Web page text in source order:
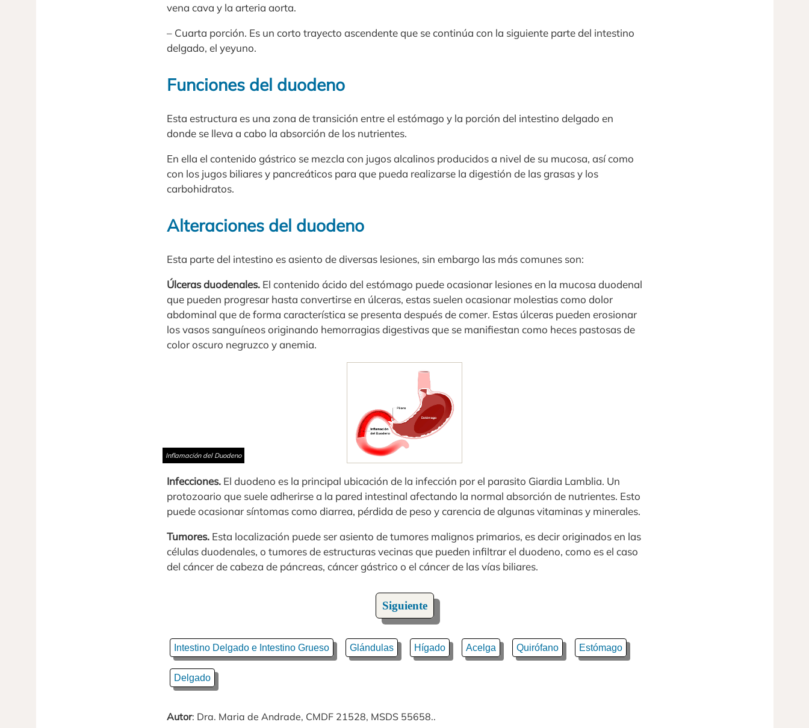
vena cava y la arteria aorta.
– Cuarta porción. Es un corto trayecto ascendente que se continúa con la siguiente parte del intestino
delgado, el yeyuno.
Funciones del duodeno
Esta estructura es una zona de transición entre el estómago y la porción del intestino delgado en
donde se lleva a cabo la absorción de los nutrientes.
En ella el contenido gástrico se mezcla con jugos alcalinos producidos a nivel de su mucosa, así como
con los jugos biliares y pancreáticos para que pueda realizarse la digestión de las grasas y los
carbohidratos.
Alteraciones del duodeno
Esta parte del intestino es asiento de diversas lesiones, sin embargo las más comunes son:
Úlceras duodenales. El contenido ácido del estómago puede ocasionar lesiones en la mucosa duodenal
que pueden progresar hasta convertirse en úlceras, estas suelen ocasionar molestias como dolor
abdominal que de forma característica se presenta después de comer. Estas úlceras pueden erosionar
los vasos sanguíneos originando hemorragias digestivas que se manifiestan como heces pastosas de
color oscuro negruzco y anemia.
Inflamación del Duodeno
Infecciones. El duodeno es la principal ubicación de la infección por el parasito Giardia Lamblia. Un
protozoario que suele adherirse a la pared intestinal afectando la normal absorción de nutrientes. Esto
puede ocasionar síntomas como diarrea, pérdida de peso y carencia de algunas vitaminas y minerales.
Tumores. Esta localización puede ser asiento de tumores malignos primarios, es decir originados en las
células duodenales, o tumores de estructuras vecinas que pueden infiltrar el duodeno, como es el caso
del cáncer de cabeza de páncreas, cáncer gástrico o el cáncer de las vías biliares.
Siguiente
Intestino Delgado e Intestino Grueso Glándulas Hígado Acelga Quirófano Estómago
Delgado
Autor: Dra. Maria de Andrade, CMDF 21528, MSDS 55658..